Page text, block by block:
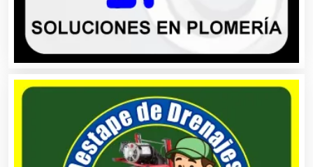
Artículos de Piel
Artículos Deportivos
Artículos Importados
Artículos para el Hogar